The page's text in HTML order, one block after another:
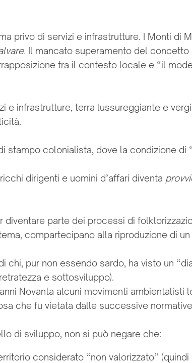
privo di servizi e infrastrutture. I Monti di
Il mancato superamento del
tra il contesto locale e “il
e infrastrutture, terra lussureggiante e
stampo colonialista, dove la condizione
dirigenti e uomini d’affari diventa
parte dei processi di
compartecipano alla riproduzione di
chi, pur non essendo sardo, ha visto un
e sottosviluppo).
Novanta alcuni movimenti
che fu vietata dalle successive
di sviluppo, non si può negare che:
considerato “non valorizzato”